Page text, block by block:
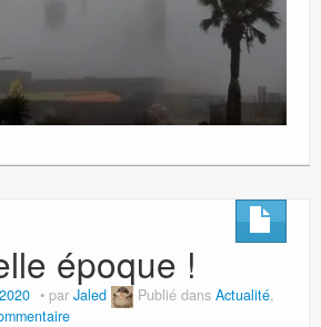
époque !
par Jaled Publié dans Actualité,